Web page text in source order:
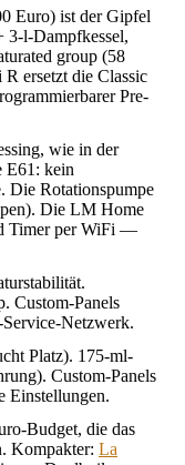
Euro) ist der Gipfel
3-l-Dampfkessel,
group (58
ersetzt die Classic
Pre-
wie in der
E61: kein
Die Rotationspumpe
Die LM Home
Timer per WiFi —
Custom-Panels
Netzwerk.
Platz). 175-ml-
Custom-Panels
Einstellungen.
Budget, die das
Kompakter: La